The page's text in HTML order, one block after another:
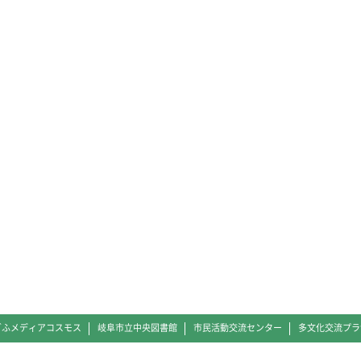
メディアコスモス 岐阜市立中央図書館 市民活動交流センター 多文化交流プ